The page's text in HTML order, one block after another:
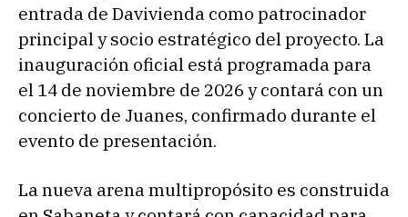
entrada de Davivienda como patrocinador
principal y socio estratégico del proyecto. La
inauguración oficial está programada para
el 14 de noviembre de 2026 y contará con un
concierto de Juanes, confirmado durante el
evento de presentación.
La nueva arena multipropósito es construida